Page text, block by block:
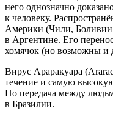
него однозначно
к человеку.
Америки (Чили, Боливии
в Аргентине. Его
хомячок (но возможны и
Вирус Араракуара
течение и самую
Но передача между
в Бразилии.